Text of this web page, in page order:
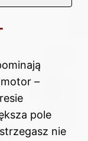
–
pole
nie